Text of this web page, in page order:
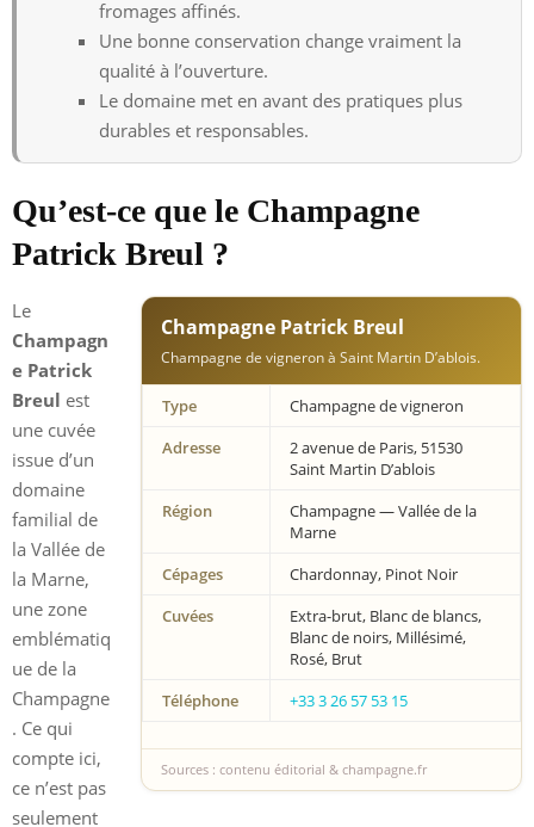
fromages affinés.
Une bonne conservation change vraiment la
qualité à l’ouverture.
Le domaine met en avant des pratiques plus
durables et responsables.
Qu’est-ce que le Champagne
Patrick Breul ?
Champagne Patrick Breul
Champagne de vigneron à Saint Martin D’ablois.
Type
Champagne de vigneron
Adresse
2 avenue de Paris, 51530
Saint Martin D’ablois
Région
Champagne — Vallée de la
Marne
Cépages
Chardonnay, Pinot Noir
Cuvées
Extra-brut, Blanc de blancs,
Blanc de noirs, Millésimé,
Rosé, Brut
Téléphone
+33 3 26 57 53 15
Sources : contenu éditorial & champagne.fr
Le
Champagn
e Patrick
Breul est
une cuvée
issue d’un
domaine
familial de
la Vallée de
la Marne,
une zone
emblématiq
ue de la
Champagne
. Ce qui
compte ici,
ce n’est pas
seulement